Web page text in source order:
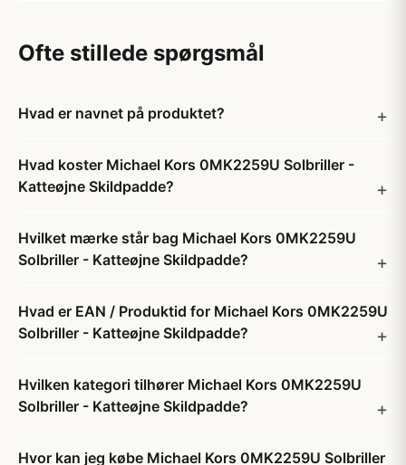
Ofte stillede spørgsmål
Hvad er navnet på produktet?
Hvad koster Michael Kors 0MK2259U Solbriller -
Katteøjne Skildpadde?
Hvilket mærke står bag Michael Kors 0MK2259U
Solbriller - Katteøjne Skildpadde?
Hvad er EAN / Produktid for Michael Kors 0MK2259U
Solbriller - Katteøjne Skildpadde?
Hvilken kategori tilhører Michael Kors 0MK2259U
Solbriller - Katteøjne Skildpadde?
Hvor kan jeg købe Michael Kors 0MK2259U Solbriller